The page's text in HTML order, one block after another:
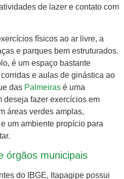
de lazer e contato com
físicos ao ar livre, a
e parques bem estruturados.
é um espaço bastante
e aulas de ginástica ao
das Palmeiras é uma
deseja fazer exercícios em
áreas verdes amplas,
um ambiente propício para
órgãos municipais
do IBGE, Itapagipe possui